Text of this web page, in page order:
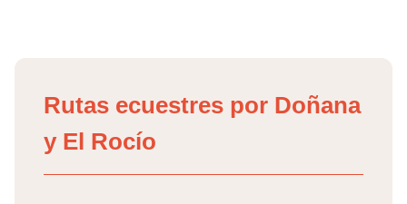
contentRutas ecuestres por Doñana
y El Rocío